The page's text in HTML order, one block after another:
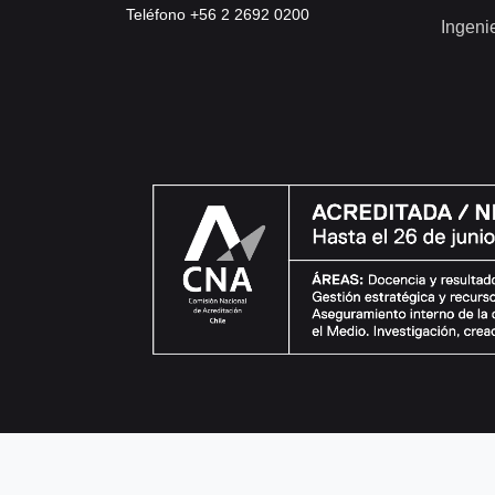
Teléfono +56 2 2692 0200